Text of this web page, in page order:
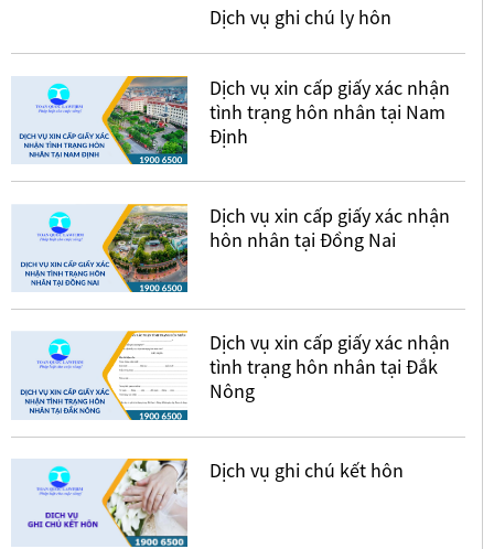
Dịch vụ ghi chú ly hôn
Dịch vụ xin cấp giấy xác nhận
tình trạng hôn nhân tại Nam
Định
Dịch vụ xin cấp giấy xác nhận
hôn nhân tại Đồng Nai
Dịch vụ xin cấp giấy xác nhận
tình trạng hôn nhân tại Đắk
Nông
Dịch vụ ghi chú kết hôn